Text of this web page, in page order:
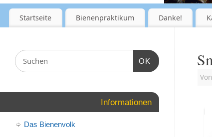
Startseite Bienenpraktikum Danke!
Von
OK
Informationen
Das Bienenvolk